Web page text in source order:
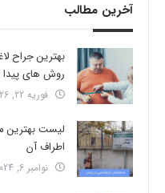
آخرین مطالب
روش های
فوریه 22, 2026
لیست بهترین
اطراف آن
نوامبر 6, 2024